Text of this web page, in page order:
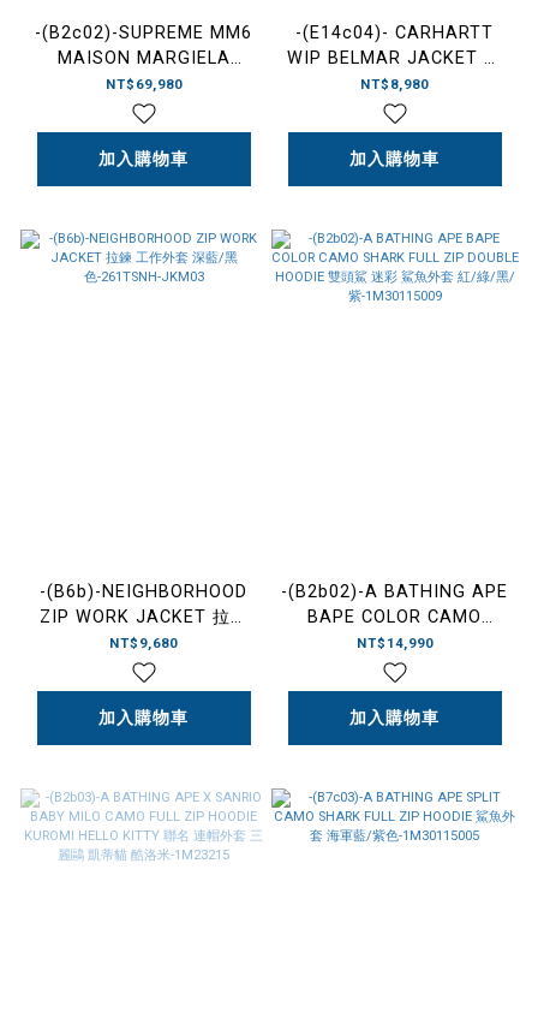
-(B2c02)-SUPREME MM6
MAISON MARGIELA
DISTRESSED SELVEDGE
DENIM TRUCKER JACKET
聯名款 破壞 丹寧外套 白色
／藍色-SS26J7
NT$69,980
加入購物車
-(E14c04)- CARHARTT
WIP BELMAR JACKET 蛇
紋 壓紋 夾克 黑色-I036586
NT$8,980
加入購物車
-(B6b)-NEIGHBORHOOD
ZIP WORK JACKET 拉鍊
工作外套 深藍/黑
色-261TSNH-JKM03
NT$9,680
加入購物車
-(B2b02)-A BATHING APE
BAPE COLOR CAMO
SHARK FULL ZIP DOUBLE
HOODIE 雙頭鯊 迷彩 鯊魚
外套 紅/綠/黑/
紫-1M30115009
NT$14,990
加入購物車